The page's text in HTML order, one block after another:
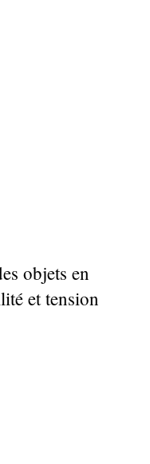
objets en
et tension